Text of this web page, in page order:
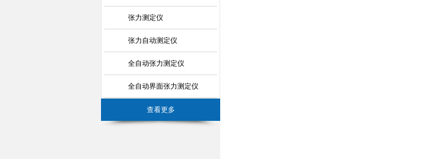
张力测定仪
张力自动测定仪
全自动张力测定仪
全自动界面张力测定仪
查看更多